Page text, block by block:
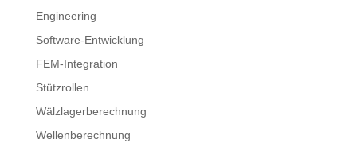
Engineering
Software-Entwicklung
FEM-Integration
Stützrollen
Wälzlagerberechnung
Wellenberechnung